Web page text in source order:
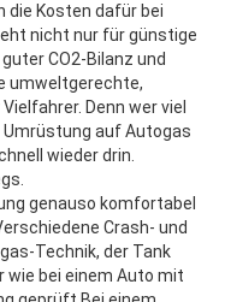
die Kosten dafür bei
nicht nur für günstige
CO2-Bilanz und
umweltgerechte,
Denn wer viel
auf Autogas
wieder drin.
genauso komfortabel
Crash- und
Technik, der Tank
wie bei einem Auto mit